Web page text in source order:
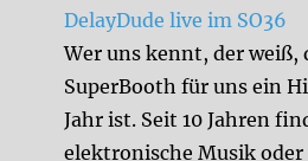
DelayDude live im SO36
Wer uns kennt, der weiß,
SuperBooth für uns ein
Jahr ist. Seit 10 Jahren
elektronische Musik oder